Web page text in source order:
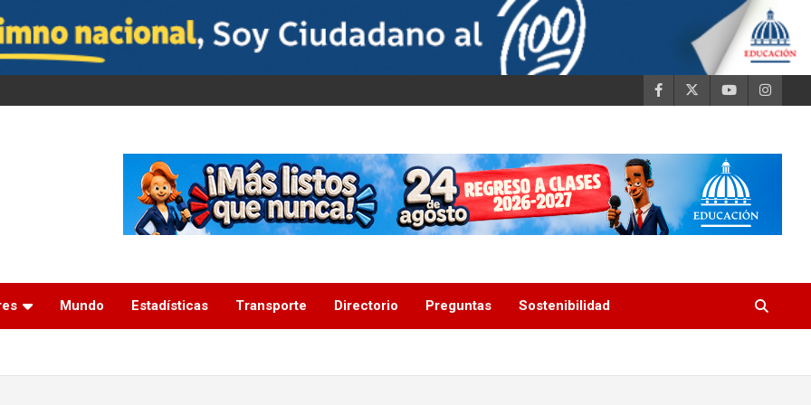
Mundo Estadísticas Transporte Directorio Preguntas Sostenibilidad